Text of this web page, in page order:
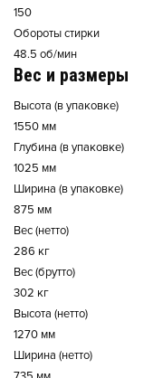
150
Обороты стирки
48.5 об/мин
Вес и размеры
Высота (в упаковке)
1550 мм
Глубина (в упаковке)
1025 мм
Ширина (в упаковке)
875 мм
Вес (нетто)
286 кг
Вес (брутто)
302 кг
Высота (нетто)
1270 мм
Ширина (нетто)